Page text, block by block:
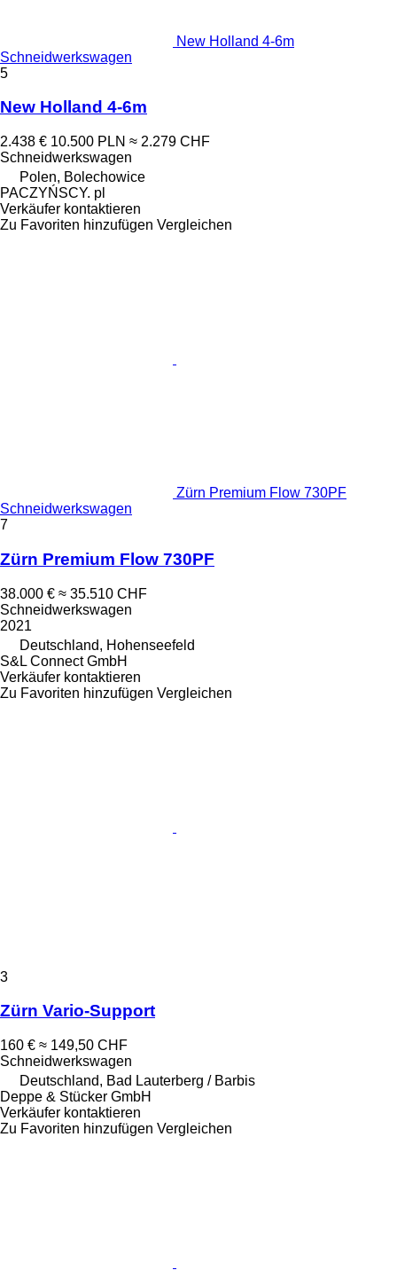
New Holland 4-6m
Schneidwerkswagen
5
New Holland 4-6m
2.438 € 10.500 PLN ≈ 2.279 CHF
Schneidwerkswagen
Polen, Bolechowice
PACZYŃSCY. pl
Verkäufer kontaktieren
Zu Favoriten hinzufügen Vergleichen
Zürn Premium Flow 730PF
Schneidwerkswagen
7
Zürn Premium Flow 730PF
38.000 € ≈ 35.510 CHF
Schneidwerkswagen
2021
Deutschland, Hohenseefeld
S&L Connect GmbH
Verkäufer kontaktieren
Zu Favoriten hinzufügen Vergleichen
3
Zürn Vario-Support
160 € ≈ 149,50 CHF
Schneidwerkswagen
Deutschland, Bad Lauterberg / Barbis
Deppe & Stücker GmbH
Verkäufer kontaktieren
Zu Favoriten hinzufügen Vergleichen